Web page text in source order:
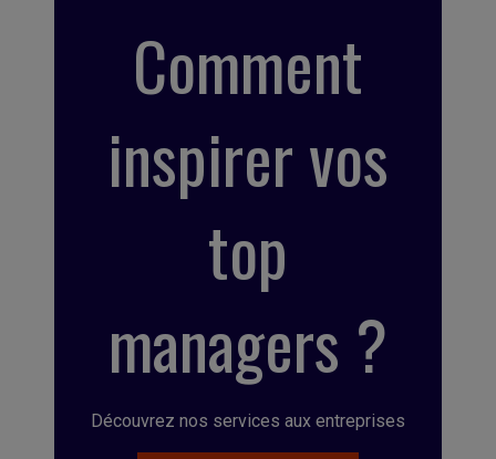
Comment
inspirer vos
top
managers ?
Découvrez nos services aux entreprises